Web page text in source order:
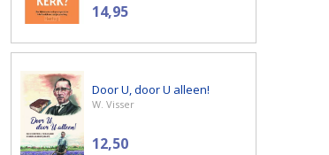
14,95
Door U, door U alleen!
W. Visser
12,50